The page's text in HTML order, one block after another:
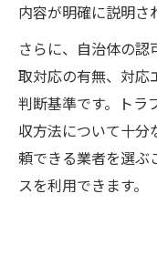
内容が明確に説明さ
さらに、自治体の認
取対応の有無、対応
判断基準です。トラ
収方法について十分
頼できる業者を選ぶ
スを利用できます。